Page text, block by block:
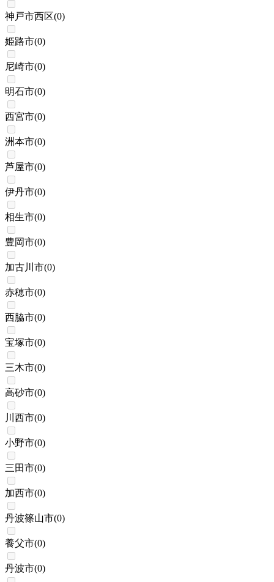
神戸市西区(0)
姫路市(0)
尼崎市(0)
明石市(0)
西宮市(0)
洲本市(0)
芦屋市(0)
伊丹市(0)
相生市(0)
豊岡市(0)
加古川市(0)
赤穂市(0)
西脇市(0)
宝塚市(0)
三木市(0)
高砂市(0)
川西市(0)
小野市(0)
三田市(0)
加西市(0)
丹波篠山市(0)
養父市(0)
丹波市(0)